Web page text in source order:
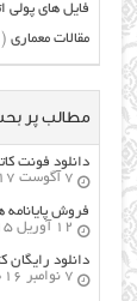
فایل های پولی
مقالات معماری (212)
مطالب پر
دانلود فونت
7 آگوست 2017
فروش پایانامه
12 آوریل 2015
دانلود
7 نوامبر 2016